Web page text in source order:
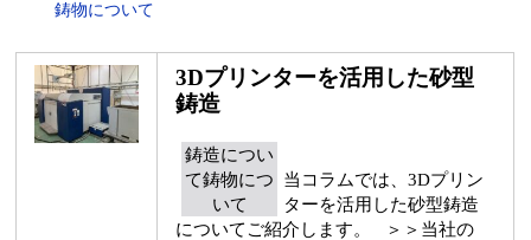
鋳物について
3Dプリンターを活用した砂型
鋳造
鋳造につい
て鋳物につ
いて
当コラムでは、3Dプリン
ターを活用した砂型鋳造
についてご紹介します。 ＞＞当社の